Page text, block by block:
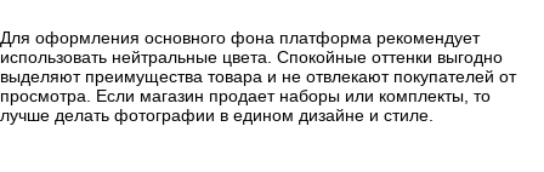
Для оформления основного фона платформа рекомендует
использовать нейтральные цвета. Спокойные оттенки выгодно
выделяют преимущества товара и не отвлекают покупателей от
просмотра. Если магазин продает наборы или комплекты, то
лучше делать фотографии в едином дизайне и стиле.